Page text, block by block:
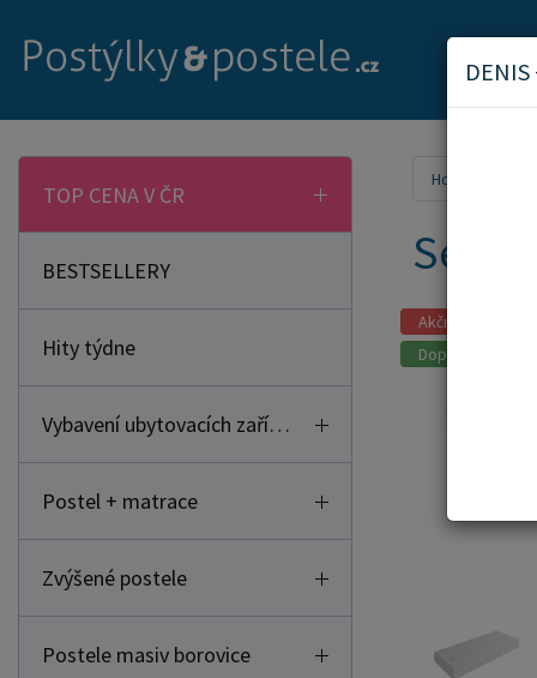
TOP CENA V ČR
BESTSELLERY
Hity týdne
Vybavení ubytovacích zařízení
Postel + matrace
Zvýšené postele
Postele masiv borovice
Home
Akční zboží
Doporučujeme
DENIS